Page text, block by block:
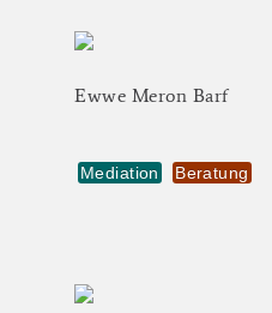
Ewwe Meron Barf
Mediation Beratung